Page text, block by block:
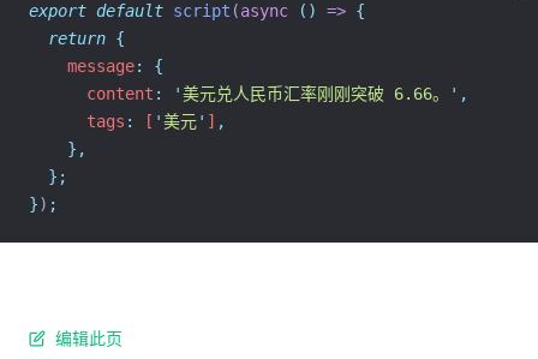
export default script (async () => {
return {
    message
:
{
      content
: '美元兑人民币汇率刚刚突破 6.66。 ' ,
      tags
: [ '美元' ] ,
},
};
}) ;
编辑此页